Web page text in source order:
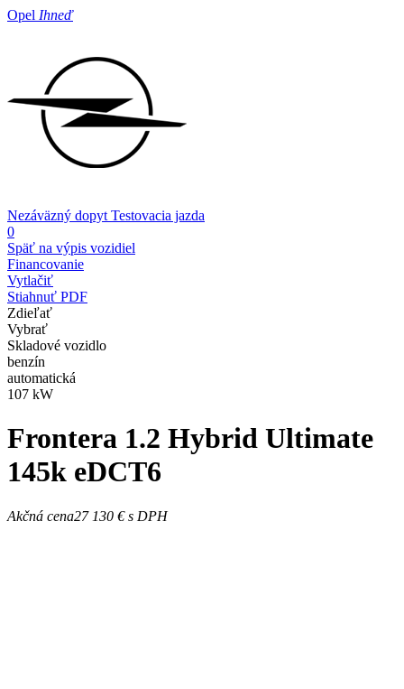
Opel Ihneď
Nezáväzný dopyt Testovacia jazda
0
Späť na výpis vozidiel
Financovanie
Vytlačiť
Stiahnuť PDF
Zdieľať
Vybrať
Skladové vozidlo
benzín
automatická
107 kW
Frontera 1.2 Hybrid Ultimate
145k eDCT6
Akčná cena27 130 €s DPH